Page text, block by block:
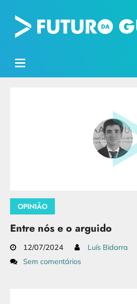
OPINIÃO
Entre nós e o arguido
12/07/2024
Luís Bidarra
Sem comentários